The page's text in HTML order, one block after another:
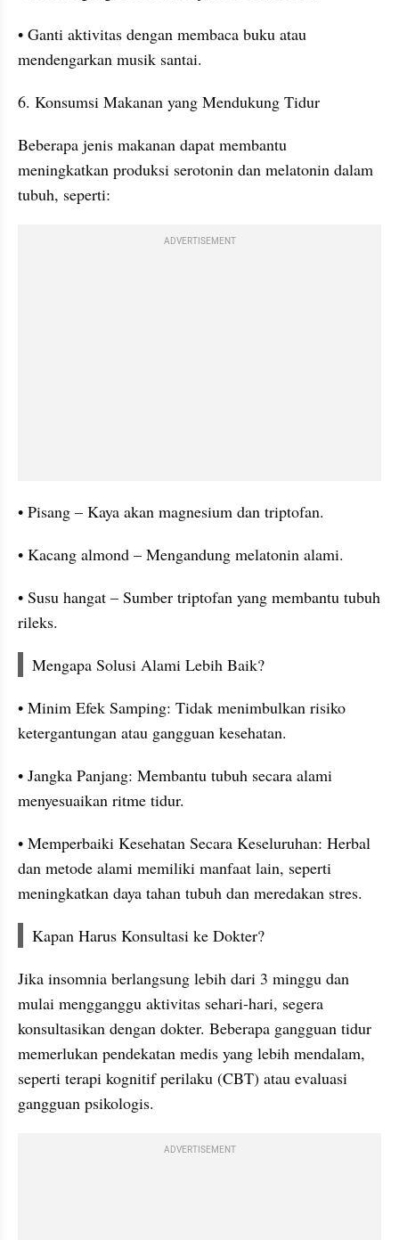
• Ganti aktivitas dengan membaca buku atau
mendengarkan musik santai.
6. Konsumsi Makanan yang Mendukung Tidur
Beberapa jenis makanan dapat membantu
meningkatkan produksi serotonin dan melatonin dalam
tubuh, seperti:
ADVERTISEMENT
• Pisang – Kaya akan magnesium dan triptofan.
• Kacang almond – Mengandung melatonin alami.
• Susu hangat – Sumber triptofan yang membantu tubuh
rileks.
Mengapa Solusi Alami Lebih Baik?
• Minim Efek Samping: Tidak menimbulkan risiko
ketergantungan atau gangguan kesehatan.
• Jangka Panjang: Membantu tubuh secara alami
menyesuaikan ritme tidur.
• Memperbaiki Kesehatan Secara Keseluruhan: Herbal
dan metode alami memiliki manfaat lain, seperti
meningkatkan daya tahan tubuh dan meredakan stres.
Kapan Harus Konsultasi ke Dokter?
Jika insomnia berlangsung lebih dari 3 minggu dan
mulai mengganggu aktivitas sehari-hari, segera
konsultasikan dengan dokter. Beberapa gangguan tidur
memerlukan pendekatan medis yang lebih mendalam,
seperti terapi kognitif perilaku (CBT) atau evaluasi
gangguan psikologis.
ADVERTISEMENT